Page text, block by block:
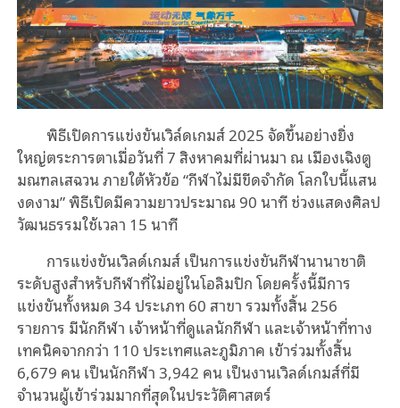
พิธีเปิดการแข่งขันเวิล์ดเกมส์ 2025 จัดขึ้นอย่างยิ่ง
ใหญ่ตระการตาเมื่อวันที่ 7 สิงหาคมที่ผ่านมา ณ เมืองเฉิงตู
มณฑลเสฉวน ภายใต้หัวข้อ “กีฬาไม่มีขีดจำกัด โลกใบนี้แสน
งดงาม” พิธีเปิดมีความยาวประมาณ 90 นาที ช่วงแสดงศิลป
วัฒนธรรมใช้เวลา 15 นาที
การแข่งขันเวิลด์เกมส์ เป็นการแข่งขันกีฬานานาชาติ
ระดับสูงสำหรับกีฬาที่ไม่อยู่ในโอลิมปิก โดยครั้งนี้มีการ
แข่งขันทั้งหมด 34 ประเภท 60 สาขา รวมทั้งสิ้น 256
รายการ มีนักกีฬา เจ้าหน้าที่ดูแลนักกีฬา และเจ้าหน้าที่ทาง
เทคนิคจากกว่า 110 ประเทศและภูมิภาค เข้าร่วมทั้งสิ้น
6,679 คน เป็นนักกีฬา 3,942 คน เป็นงานเวิลด์เกมส์ที่มี
จำนวนผู้เข้าร่วมมากที่สุดในประวัติศาสตร์